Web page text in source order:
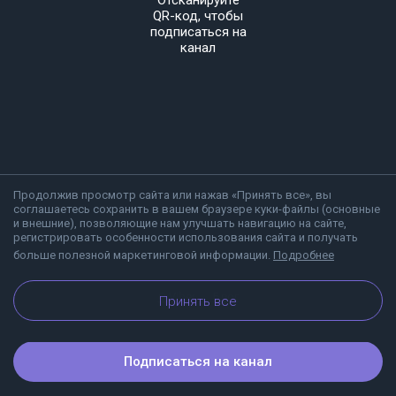
Продолжив просмотр сайта или нажав «Принять все», вы
соглашаетесь сохранить в вашем браузере куки-файлы (основные
и внешние), позволяющие нам улучшать навигацию на сайте,
регистрировать особенности использования сайта и получать
больше полезной маркетинговой информации. Подробнее
Принять все
QR-код, чтобы
подписаться на
канал
О Viber Блог
Подписаться на канал